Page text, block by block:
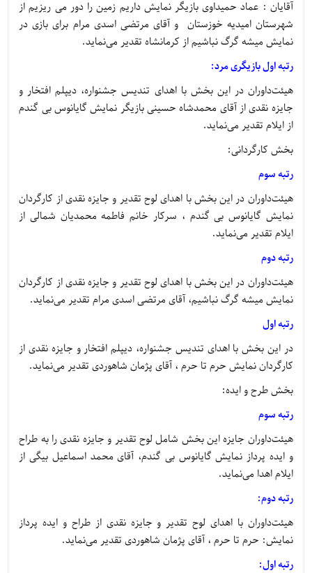
آقایان : عماد حمیداوی بازیگر نمایش داریم زمین را دور می ریزیم از
شهرستان امیدیه خوزستان و آقای مرتضی اسدی مرام برای بازی در
نمایش میشه گرگ نباشیم از کرمانشاه تقدیر می‌نماید.
رتبه اول بازیگری مرد:
هیئت‌داوران در این بخش با اهدای تندیس جشنواره، دیپلم افتخار و
جایزه نقدی از آقای محمدشاه حسینی بازیگر نمایش گایانوس بی گندم
از ایلام تقدیر می‌نماید.
بخش کارگردانی:
رتبه سوم
هیئت‌داوران در این بخش با اهدای لوح تقدیر و جایزه نقدی از کارگردان
نمایش گایانوس بی گندم ، سرکار خانم فاطمه محمدیان شمالی از
ایلام تقدیر می‌نماید.
رتبه دوم
هیئت‌داوران در این بخش با اهدای لوح تقدیر و جایزه نقدی از کارگردان
نمایش میشه گرگ نباشیم، آقای مرتضی اسدی مرام تقدیر می‌نماید.
رتبه اول
در این بخش با اهدای تندیس جشنواره، دیپلم افتخار و جایزه نقدی از
کارگردان نمایش حرم تا حرم ، آقای پژمان شاهوردی تقدیر می‌نماید.
بخش طرح و ایده:
رتبه سوم
هیئت‌داوران جایزه این بخش شامل لوح تقدیر و جایزه نقدی را به طراح
و ایده پرداز نمایش گایانوس بی گندم، آقای محمد اسماعیل بیگی از
ایلام اهدا می‌نماید.
رتبه دوم:
هیئت‌داوران با اهدای لوح تقدیر و جایزه نقدی از طراح و ایده پرداز
نمایش: حرم تا حرم ، آقای پژمان شاهوردی تقدیر می‌نماید.
رتبه اول: